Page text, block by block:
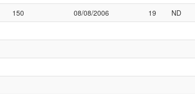
150 08/08/2006 19 ND